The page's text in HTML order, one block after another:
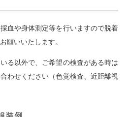
血や身体測定等を行いますので脱着
願いいたします。
る以外で、ご希望の検査がある時は
わせください（色覚検査、近距離視